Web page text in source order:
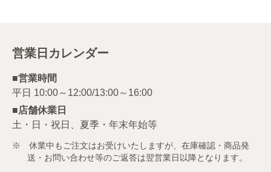
営業日カレンダー
■営業時間
■店舗休業日
土・日・祝日、夏季・年末年始等
※ 休業中もご注文はお受けいたしますが、在庫確認・商品発
送・お問い合わせ等のご返答は翌営業日以降となります。